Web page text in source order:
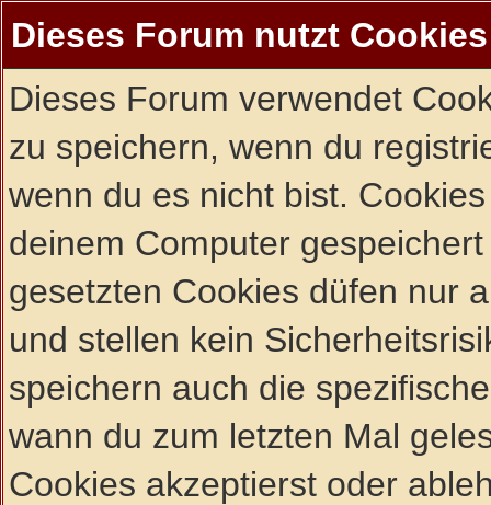
Dieses Forum nutzt Cookies
Dieses Forum verwendet
zu speichern, wenn du
wenn du es nicht bist.
deinem Computer
gesetzten Cookies düfen nur
und stellen kein
speichern auch die
wann du zum letzten Mal
Cookies akzeptierst oder